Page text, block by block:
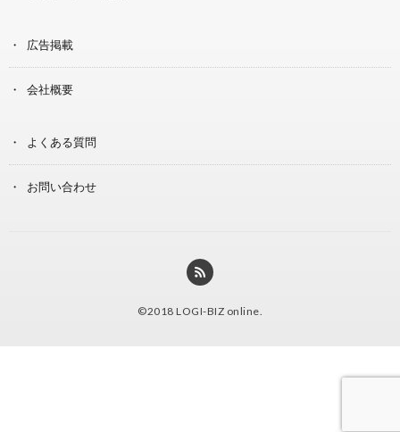
広告掲載
会社概要
よくある質問
お問い合わせ
©2018 LOGI-BIZ online